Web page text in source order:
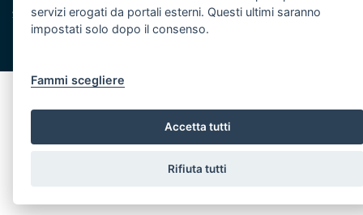
Servizi Intranet
servizi erogati da portali esterni. Questi ultimi saranno
impostati solo dopo il consenso.
Fammi scegliere
Accetta tutti
Rifiuta tutti